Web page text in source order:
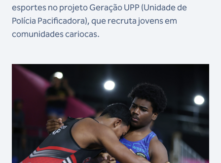
esportes no projeto Geração UPP (Unidade de
Polícia Pacificadora), que recruta jovens em
comunidades cariocas.